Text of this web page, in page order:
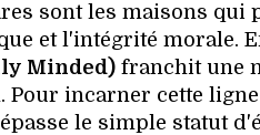
sont les maisons qui
et l'intégrité morale.
Minded)franchit une
Pour incarner cette
le simple statut